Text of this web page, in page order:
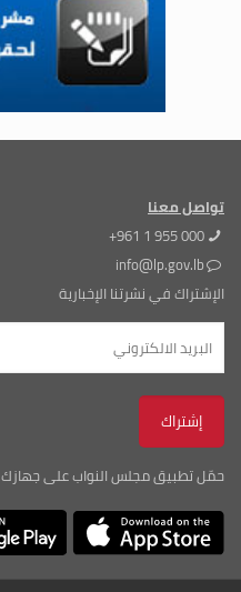
تواصل معنا
+961 1 955 000
info@lp.gov.lb
الإشتراك في نشرتنا الإخبارية
حمّل تطبيق مجلس النواب على جهازك